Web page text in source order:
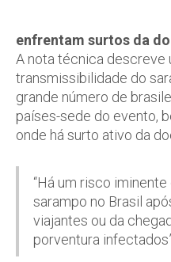
enfrentam surtos da
A nota técnica descreve
transmissibilidade do
grande número de
países-sede do evento,
onde há surto ativo da
“Há um risco
sarampo no Brasil
viajantes ou da
porventura